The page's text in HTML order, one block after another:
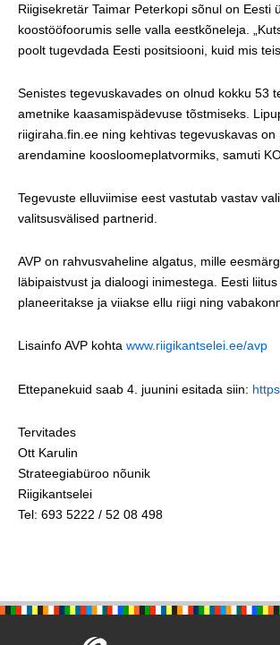
Riigisekretär Taimar Peterkopi sõnul on
koostööfoorumis selle valla eestkõneleja.
poolt tugevdada Eesti positsiooni, kuid mis
Senistes tegevuskavades on olnud kokku 53
ametnike kaasamispädevuse tõstmiseks.
riigiraha.fin.ee ning kehtivas tegevuskavas
arendamine koosloomeplatvormiks, samuti
Tegevuste elluviimise eest vastutab vastav
valitsusvälised partnerid.
AVP on rahvusvaheline algatus, mille
läbipaistvust ja dialoogi inimestega. Eesti
planeeritakse ja viiakse ellu riigi ning
Lisainfo AVP kohta www.riigikantselei.ee/avp
Ettepanekuid saab 4. juunini esitada siin:
Tervitades
Ott Karulin
Strateegiabüroo nõunik
Riigikantselei
Tel: 693 5222 / 52 08 498